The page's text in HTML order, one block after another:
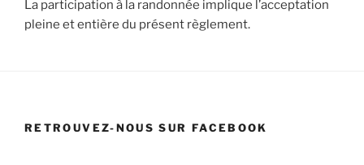
La participation à la randonnée implique l’acceptation
pleine et entière du présent règlement.
RETROUVEZ-NOUS SUR FACEBOOK